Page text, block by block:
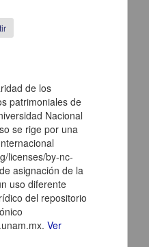
en la que le solicita
de los
patrimoniales de
Nacional
se rige por una
licenses/by-nc-
asignación de la
uso diferente
del repositorio
Ver